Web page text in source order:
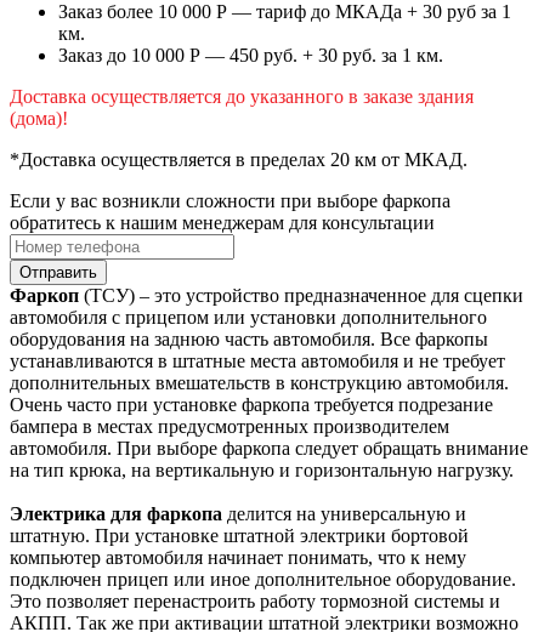
Заказ более 10 000 Р — тариф до МКАДа + 30 руб за 1
км.
Заказ до 10 000 Р — 450 руб. + 30 руб. за 1 км.
Доставка осуществляется до указанного в заказе здания
(дома)!
*Доставка осуществляется в пределах 20 км от МКАД.
Если у вас возникли сложности при выборе фаркопа
обратитесь к нашим менеджерам для консультации
Отправить
Фаркоп (ТСУ) – это устройство предназначенное для сцепки
автомобиля с прицепом или установки дополнительного
оборудования на заднюю часть автомобиля. Все фаркопы
устанавливаются в штатные места автомобиля и не требует
дополнительных вмешательств в конструкцию автомобиля.
Очень часто при установке фаркопа требуется подрезание
бампера в местах предусмотренных производителем
автомобиля. При выборе фаркопа следует обращать внимание
на тип крюка, на вертикальную и горизонтальную нагрузку.
Электрика для фаркопа делится на универсальную и
штатную. При установке штатной электрики бортовой
компьютер автомобиля начинает понимать, что к нему
подключен прицеп или иное дополнительное оборудование.
Это позволяет перенастроить работу тормозной системы и
АКПП. Так же при активации штатной электрики возможно